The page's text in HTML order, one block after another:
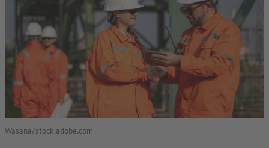
Wasana/stock.adobe.com